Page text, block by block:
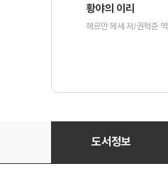
황야의 이리
헤르만 헤세 저/권혁준 역
하이네 여행기
도서정보